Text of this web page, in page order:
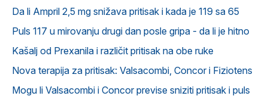
Da li Ampril 2,5 mg snižava pritisak i kada je 119 sa 65
Puls 117 u mirovanju drugi dan posle gripa - da li je hitno
Kašalj od Prexanila i različit pritisak na obe ruke
Nova terapija za pritisak: Valsacombi, Concor i Fiziotens
Mogu li Valsacombi i Concor previse sniziti pritisak i puls